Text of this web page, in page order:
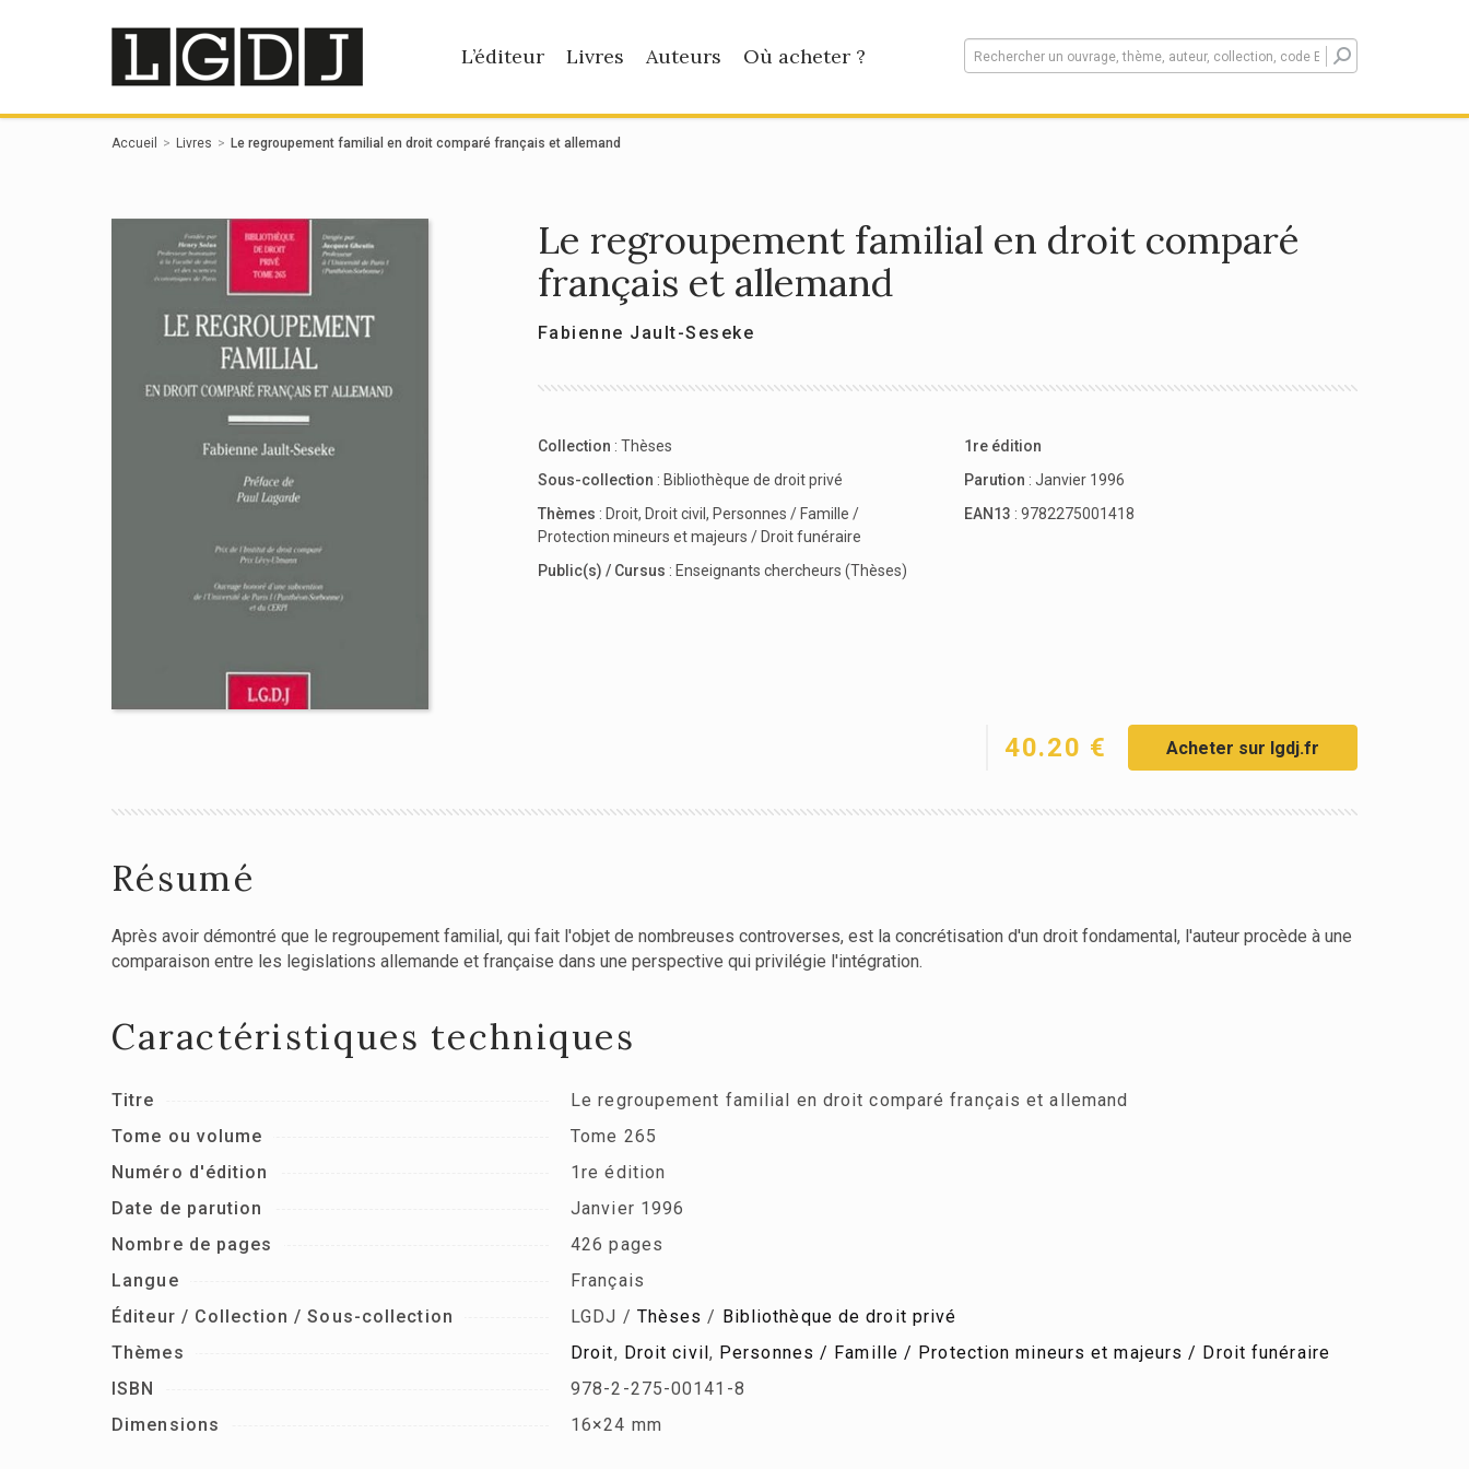
L’éditeur Livres Auteurs Où acheter ?
Accueil Livres Le regroupement familial en droit comparé français et allemand
Le regroupement familial en droit comparé
français et allemand
Fabienne Jault-Seseke
Collection : Thèses
Sous-collection : Bibliothèque de droit privé
Thèmes : Droit, Droit civil , Personnes / Famille /
Protection mineurs et majeurs / Droit funéraire
Public(s) / Cursus : Enseignants chercheurs (Thèses)
1re édition
Parution : Janvier 1996
EAN13 : 9782275001418
40.20 € Acheter sur lgdj.fr
Résumé
Après avoir démontré que le regroupement familial, qui fait l'objet de nombreuses controverses, est la concrétisation d'un droit fondamental, l'auteur procède à une
comparaison entre les legislations allemande et française dans une perspective qui privilégie l'intégration.
Caractéristiques techniques
Titre
Le regroupement familial en droit comparé français et allemand
Tome ou volume
Tome 265
Numéro d'édition
1re édition
Date de parution
Janvier 1996
Nombre de pages
426 pages
Langue
Français
Éditeur / Collection / Sous-collection
LGDJ / Thèses / Bibliothèque de droit privé
Thèmes
Droit, Droit civil, Personnes / Famille / Protection mineurs et majeurs / Droit funéraire
ISBN
978-2-275-00141-8
Dimensions
16×24 mm